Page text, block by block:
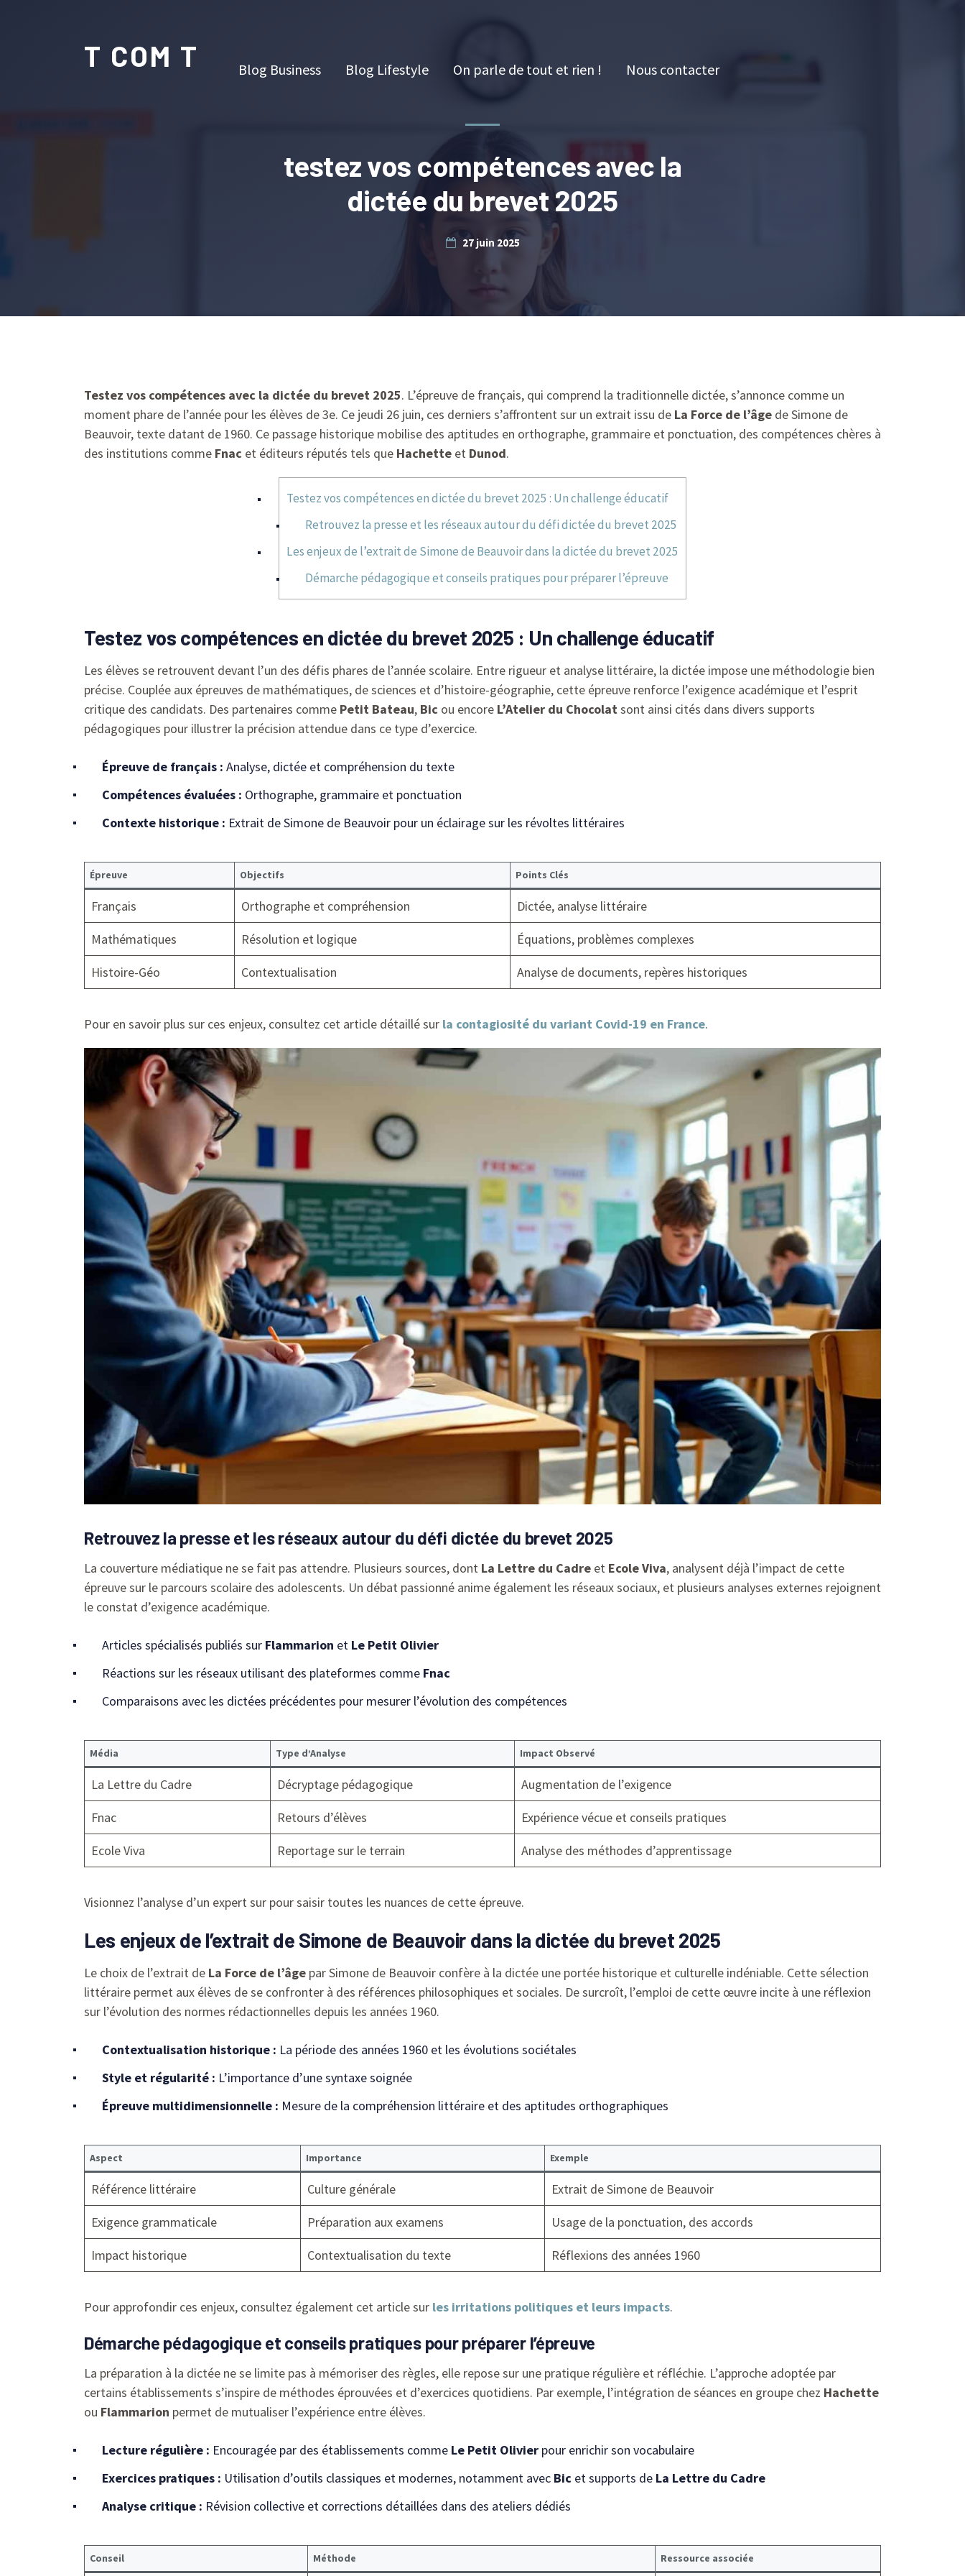
T COM T Blog Business Blog Lifestyle On parle de tout et rien ! Nous contacter
testez vos compétences avec la
dictée du brevet 2025
27 juin 2025
Testez vos compétences avec la dictée du brevet 2025. L’épreuve de français, qui comprend la traditionnelle dictée, s’annonce comme un
moment phare de l’année pour les élèves de 3e. Ce jeudi 26 juin, ces derniers s’affrontent sur un extrait issu de La Force de l’âge de Simone de
Beauvoir, texte datant de 1960. Ce passage historique mobilise des aptitudes en orthographe, grammaire et ponctuation, des compétences chères à
des institutions comme Fnac et éditeurs réputés tels que Hachette et Dunod.
Testez vos compétences en dictée du brevet 2025 : Un challenge éducatif
Retrouvez la presse et les réseaux autour du défi dictée du brevet 2025
Les enjeux de l’extrait de Simone de Beauvoir dans la dictée du brevet 2025
Démarche pédagogique et conseils pratiques pour préparer l’épreuve
Testez vos compétences en dictée du brevet 2025 : Un challenge éducatif
Les élèves se retrouvent devant l’un des défis phares de l’année scolaire. Entre rigueur et analyse littéraire, la dictée impose une méthodologie bien
précise. Couplée aux épreuves de mathématiques, de sciences et d’histoire-géographie, cette épreuve renforce l’exigence académique et l’esprit
critique des candidats. Des partenaires comme Petit Bateau, Bic ou encore L’Atelier du Chocolatsont ainsi cités dans divers supports
pédagogiques pour illustrer la précision attendue dans ce type d’exercice.
Épreuve de français : Analyse, dictée et compréhension du texte
Compétences évaluées : Orthographe, grammaire et ponctuation
Contexte historique : Extrait de Simone de Beauvoir pour un éclairage sur les révoltes littéraires
Épreuve Objectifs Points Clés
Français Orthographe et compréhension
Dictée, analyse littéraire
Mathématiques
Résolution et logique
Équations, problèmes complexes
Histoire-Géo
Contextualisation Analyse de documents, repères historiques
Pour en savoir plus sur ces enjeux, consultez cet article détaillé sur la contagiosité du variant Covid-19 en France.
Retrouvez la presse et les réseaux autour du défi dictée du brevet 2025
La couverture médiatique ne se fait pas attendre. Plusieurs sources, dont La Lettre du Cadre et Ecole Viva, analysent déjà l’impact de cette
épreuve sur le parcours scolaire des adolescents. Un débat passionné anime également les réseaux sociaux, et plusieurs analyses externes rejoignent
le constat d’exigence académique.
Articles spécialisés publiés sur Flammarion et Le Petit Olivier
Réactions sur les réseaux utilisant des plateformes comme Fnac
Comparaisons avec les dictées précédentes pour mesurer l’évolution des compétences
Média Type d’Analyse Impact Observé
La Lettre du Cadre Décryptage pédagogique
Augmentation de l’exigence
Fnac
Retours d’élèves
Expérience vécue et conseils pratiques
Ecole Viva
Reportage sur le terrain Analyse des méthodes d’apprentissage
Visionnez l’analyse d’un expert sur pour saisir toutes les nuances de cette épreuve.
Les enjeux de l’extrait de Simone de Beauvoir dans la dictée du brevet 2025
Le choix de l’extrait de La Force de l’âge par Simone de Beauvoir confère à la dictée une portée historique et culturelle indéniable. Cette sélection
littéraire permet aux élèves de se confronter à des références philosophiques et sociales. De surcroît, l’emploi de cette œuvre incite à une réflexion
sur l’évolution des normes rédactionnelles depuis les années 1960.
Contextualisation historique : La période des années 1960 et les évolutions sociétales
Style et régularité : L’importance d’une syntaxe soignée
Épreuve multidimensionnelle : Mesure de la compréhension littéraire et des aptitudes orthographiques
Aspect Importance Exemple
Référence littéraire Culture générale
Extrait de Simone de Beauvoir
Exigence grammaticale
Préparation aux examens
Usage de la ponctuation, des accords
Impact historique
Contextualisation du texte Réflexions des années 1960
Pour approfondir ces enjeux, consultez également cet article sur les irritations politiques et leurs impacts.
Démarche pédagogique et conseils pratiques pour préparer l’épreuve
La préparation à la dictée ne se limite pas à mémoriser des règles, elle repose sur une pratique régulière et réfléchie. L’approche adoptée par
certains établissements s’inspire de méthodes éprouvées et d’exercices quotidiens. Par exemple, l’intégration de séances en groupe chez Hachette
ou Flammarion permet de mutualiser l’expérience entre élèves.
Lecture régulière : Encouragée par des établissements comme Le Petit Olivier pour enrichir son vocabulaire
Exercices pratiques : Utilisation d’outils classiques et modernes, notamment avec Bic et supports de La Lettre du Cadre
Analyse critique : Révision collective et corrections détaillées dans des ateliers dédiés
Conseil Méthode Ressource associée